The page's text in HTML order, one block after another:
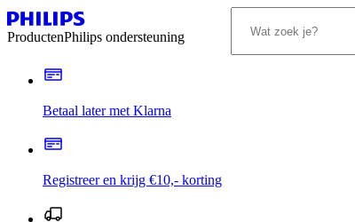
ProductenPhilips ondersteuning
Betaal later met Klarna
Registreer en krijg €10,- korting